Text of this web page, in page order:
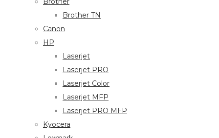
Brother TN
Canon
HP
Laserjet
Laserjet PRO
Laserjet Color
Laserjet MFP
Laserjet PRO MFP
Kyocera